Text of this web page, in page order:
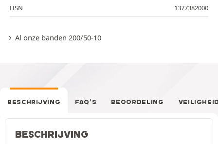
HSN
1377382000
Al onze banden 200/50-10
BESCHRIJVING FAQ’S BEOORDELING
BESCHRIJVING